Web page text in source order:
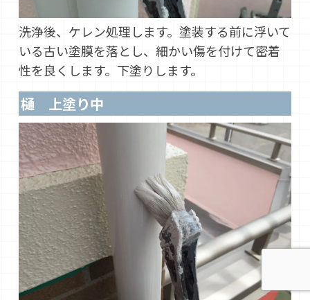
洗浄後、ケレン処理します。塗装する前に浮いて
いる古い塗膜を落とし、細かい傷を付けて密着
性を良くします。下塗りします。
樋 上塗り中